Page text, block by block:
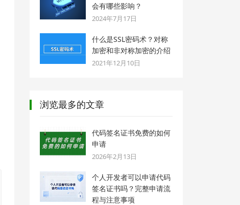
会有哪些影响？
2024年7月17日
什么是SSL密码术？对称
加密和非对称加密的介绍
2021年12月10日
浏览最多的文章
代码签名证书免费的如何
申请
2026年2月13日
个人开发者可以申请代码
签名证书吗？完整申请流
程与注意事项